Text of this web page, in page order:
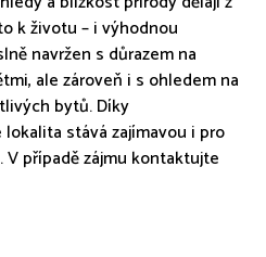
k životu – i výhodnou
navržen s důrazem na
ale zároveň i s ohledem na
bytů. Díky
stává zajímavou i pro
případě zájmu kontaktujte